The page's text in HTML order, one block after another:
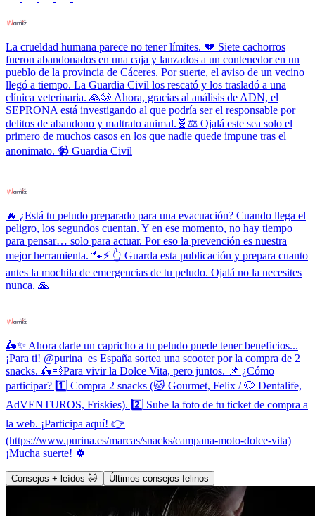
La crueldad humana parece no tener límites. 💔 Siete cachorros
fueron abandonados en una caja y lanzados a un contenedor en un
pueblo de la provincia de Cáceres. Por suerte, el aviso de un vecino
llegó a tiempo. La Guardia Civil los rescató y los trasladó a una
clínica veterinaria. 🙏🐶 Ahora, gracias al análisis de ADN, el
SEPRONA está investigando al que podría ser el responsable por
delitos de abandono y maltrato animal.🧬⚖️ Ojalá este sea solo el
primero de muchos casos en los que nadie quede impune tras el
anonimato. 📹 Guardia Civil
🔥 ¿Está tu peludo preparado para una evacuación? Cuando llega el
peligro, los segundos cuentan. Y en ese momento, no hay tiempo
para pensar… solo para actuar. Por eso la prevención es nuestra
mejor herramienta. 🐾⚡ 👆 Guarda esta publicación y prepara cuanto
antes la mochila de emergencias de tu peludo. Ojalá no la necesites
nunca. 🙏
🛵✨ Ahora darle un capricho a tu peludo puede tener beneficios...
¡Para ti! @purina_es España sortea una scooter por la compra de 2
snacks. 🛵💨Para vivir la Dolce Vita, pero juntos. 📌 ¿Cómo
participar? 1️⃣ Compra 2 snacks (🐱 Gourmet, Felix / 🐶 Dentalife,
AdVENTUROS, Friskies). 2️⃣ Sube la foto de tu ticket de compra a
la web. ¡Participa aquí! 👉
(https://www.purina.es/marcas/snacks/campana-moto-dolce-vita)
¡Mucha suerte! 🍀
Consejos + leídos 🐱 Últimos consejos felinos